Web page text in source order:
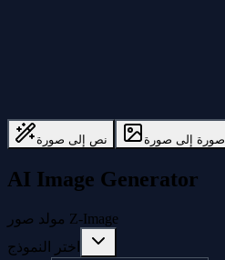
نص إلى صورة صورة إلى صورة
AI Image Generator
مولد صور Z-Image
اختر النموذج